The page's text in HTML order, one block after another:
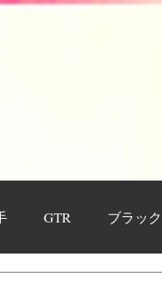
GTR ブラッ